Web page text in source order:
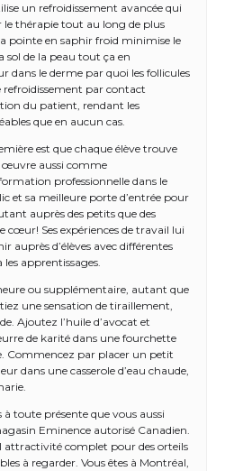
un refroidissement avancée qui
thérapie tout au long de plus
pointe en saphir froid minimise le
sol de la peau tout ça en
dans le derme par quoi les follicules
refroidissement par contact
du patient, rendant les
que en aucun cas.
est que chaque élève trouve
œuvre aussi comme
professionnelle dans le
et sa meilleure porte d’entrée pour
auprès des petits que des
cœur! Ses expériences de travail lui
auprès d’élèves avec différentes
apprentissages.
ou supplémentaire, autant que
une sensation de tiraillement,
Ajoutez l’huile d’avocat et
de karité dans une fourchette
Commencez par placer un petit
dans une casserole d’eau chaude,
toute présente que vous aussi
Eminence autorisé Canadien.
complet pour des orteils
à regarder. Vous êtes à Montréal,